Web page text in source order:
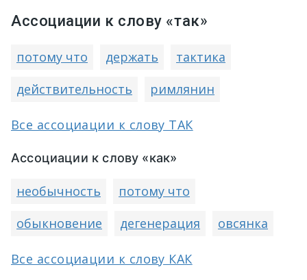
Ассоциации к слову «так»
потому что держать
тактика
действительность
римлянин
Все ассоциации к слову ТАК
Ассоциации к слову «как»
необычность
потому что
обыкновение
дегенерация овсянка
Все ассоциации к слову КАК